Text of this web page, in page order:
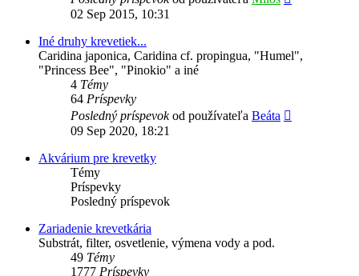
02 Sep 2015, 10:31
Iné druhy krevetiek...
Caridina japonica, Caridina cf. propingua, "Humel",
"Princess Bee", "Pinokio" a iné
4 Témy
64 Príspevky
Posledný príspevokod používateľa Beáta
09 Sep 2020, 18:21
Akvárium pre krevetky
Témy
Príspevky
Posledný príspevok
Zariadenie krevetkária
Substrát, filter, osvetlenie, výmena vody a pod.
49 Témy
1777 Príspevky